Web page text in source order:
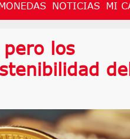
NOTICIAS MI
los